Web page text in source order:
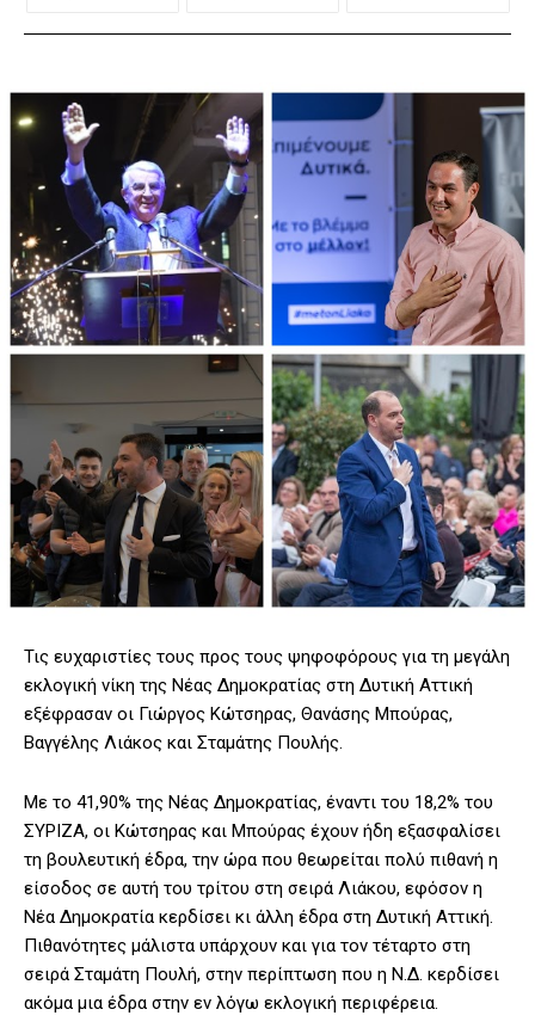
Τις ευχαριστίες τους προς τους ψηφοφόρους για τη μεγάλη
εκλογική νίκη της Νέας Δημοκρατίας στη Δυτική Αττική
εξέφρασαν οι Γιώργος Κώτσηρας, Θανάσης Μπούρας,
Βαγγέλης Λιάκος και Σταμάτης Πουλής.
Με το 41,90% της Νέας Δημοκρατίας, έναντι του 18,2% του
ΣΥΡΙΖΑ, οι Κώτσηρας και Μπούρας έχουν ήδη εξασφαλίσει
τη βουλευτική έδρα, την ώρα που θεωρείται πολύ πιθανή η
είσοδος σε αυτή του τρίτου στη σειρά Λιάκου, εφόσον η
Νέα Δημοκρατία κερδίσει κι άλλη έδρα στη Δυτική Αττική.
Πιθανότητες μάλιστα υπάρχουν και για τον τέταρτο στη
σειρά Σταμάτη Πουλή, στην περίπτωση που η Ν.Δ. κερδίσει
ακόμα μια έδρα στην εν λόγω εκλογική περιφέρεια.